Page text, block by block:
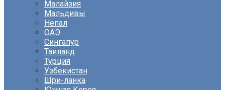
Малайзия
Мальдивы
Непал
ОАЭ
Сингапур
Таиланд
Турция
Узбекистан
Шри-ланка